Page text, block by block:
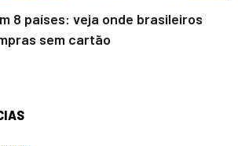
8 países: veja onde brasileiros
sem cartão